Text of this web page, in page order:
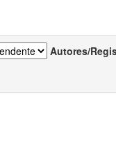
Autores/